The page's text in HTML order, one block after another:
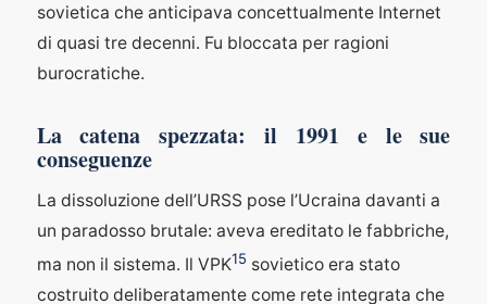
sovietica che anticipava concettualmente Internet
di quasi tre decenni. Fu bloccata per ragioni
burocratiche.
La catena spezzata: il 1991 e le sue
conseguenze
La dissoluzione dell’URSS pose l’Ucraina davanti a
un paradosso brutale: aveva ereditato le fabbriche,
ma non il sistema. Il VPK15 sovietico era stato
costruito deliberatamente come rete integrata che